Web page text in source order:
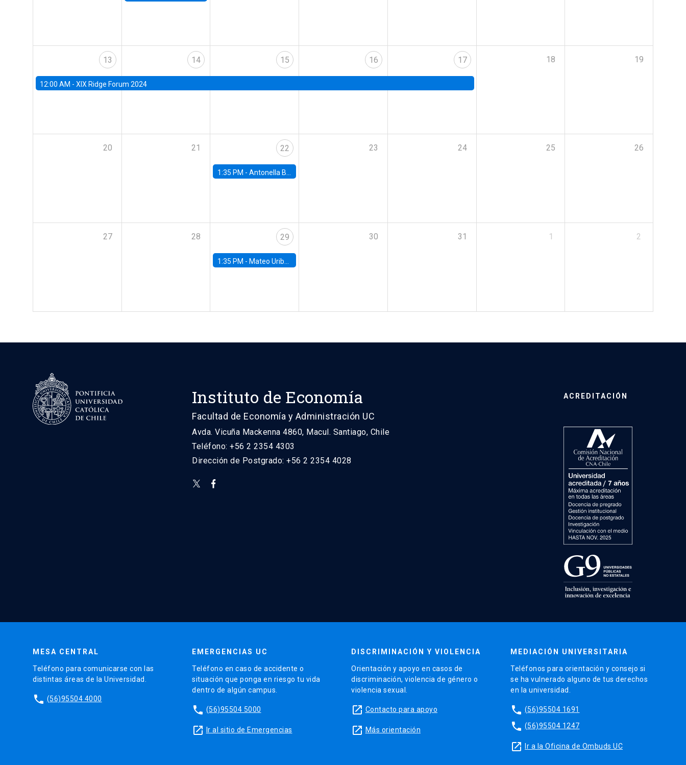
13
12:00 AM - XIX Ridge Forum 2024
14 15 16 17 18 19
20 21 22
1:35 PM -Antonella Bancalari, Institute for Fiscal Studies (IFS) and Research Associate at University College London (UCL)
23 24 25 26
27 28 29
1:35 PM - Mateo Uribe-Castro, Universidad de los Andes (Colombia)
30 31 1 2
Instituto de Economía
Facultad de Economía y Administración UC
Avda. Vicuña Mackenna 4860, Macul. Santiago, Chile
Teléfono: +56 2 2354 4303
Dirección de Postgrado: +56 2 2354 4028
ACREDITACIÓN
MESA CENTRAL
Teléfono para comunicarse con las
distintas áreas de la Universidad.
phone (56)95504 4000
EMERGENCIAS UC
Teléfono en caso de accidente o
situación que ponga en riesgo tu vida
dentro de algún campus.
phone (56)95504 5000
launch Ir al sitio de Emergencias
DISCRIMINACIÓN Y VIOLENCIA
Orientación y apoyo en casos de
discriminación, violencia de género o
violencia sexual.
launch Contacto para apoyo
launch Más orientación
MEDIACIÓN UNIVERSITARIA
Teléfonos para orientación y consejo si
se ha vulnerado alguno de tus derechos
en la universidad.
phone (56)95504 1691
phone (56)95504 1247
launch Ir a la Oficina de Ombuds UC